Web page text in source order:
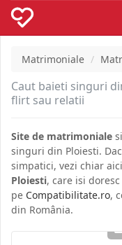
Matrimoniale
Caut baieti singuri
flirt sau relatii
Site de matrimoniale
singuri din Ploiesti.
simpatici, vezi chiar
Ploiesti, care isi
pe Compatibilitate.ro,
din România.